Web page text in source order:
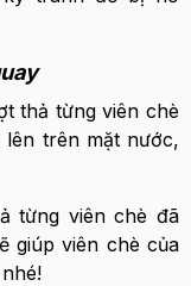
thả từng viên chè
trên mặt nước,
từng viên chè đã
giúp viên chè của